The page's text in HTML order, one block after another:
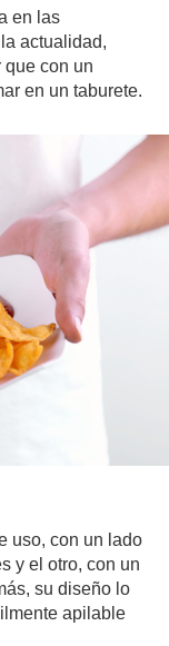
en las
actualidad,
con un
en un taburete.
uso, con un lado
y el otro, con un
su diseño lo
apilable